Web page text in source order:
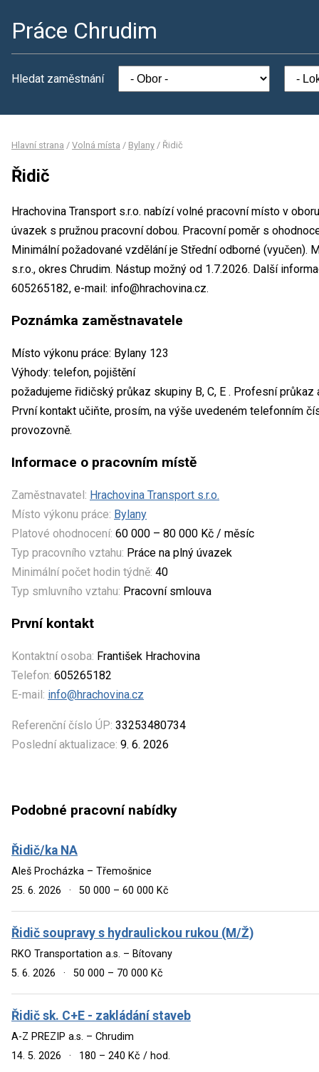
Práce Chrudim
Hledat zaměstnání
Hlavní strana / Volná místa / Bylany / Řidič
Řidič
Hrachovina Transport s.r.o. nabízí volné pracovní místo v
úvazek s pružnou pracovní dobou. Pracovní poměr s
Minimální požadované vzdělání je Střední odborné (vyučen).
s.r.o., okres Chrudim. Nástup možný od 1.7.2026. Další
605265182, e-mail: info@hrachovina.cz.
Poznámka zaměstnavatele
Místo výkonu práce: Bylany 123
Výhody: telefon, pojištění
požadujeme řidičský průkaz skupiny B, C, E . Profesní průkaz
První kontakt učiňte, prosím, na výše uvedeném telefonním
provozovně.
Informace o pracovním místě
Zaměstnavatel: Hrachovina Transport s.r.o.
Místo výkonu práce: Bylany
Platové ohodnocení: 60 000 – 80 000 Kč / měsíc
Typ pracovního vztahu: Práce na plný úvazek
Minimální počet hodin týdně: 40
Typ smluvního vztahu: Pracovní smlouva
První kontakt
Kontaktní osoba: František Hrachovina
Telefon: 605265182
E-mail: info@hrachovina.cz
Referenční číslo ÚP: 33253480734
Poslední aktualizace: 9. 6. 2026
Podobné pracovní nabídky
Řidič/ka NA
Aleš Procházka – Třemošnice
25. 6. 2026
· 50 000 – 60 000 Kč
Řidič soupravy s hydraulickou rukou (M/Ž)
RKO Transportation a.s. – Bítovany
5. 6. 2026
· 50 000 – 70 000 Kč
Řidič sk. C+E - zakládání staveb
A-Z PREZIP a.s. – Chrudim
14. 5. 2026
· 180 – 240 Kč / hod.